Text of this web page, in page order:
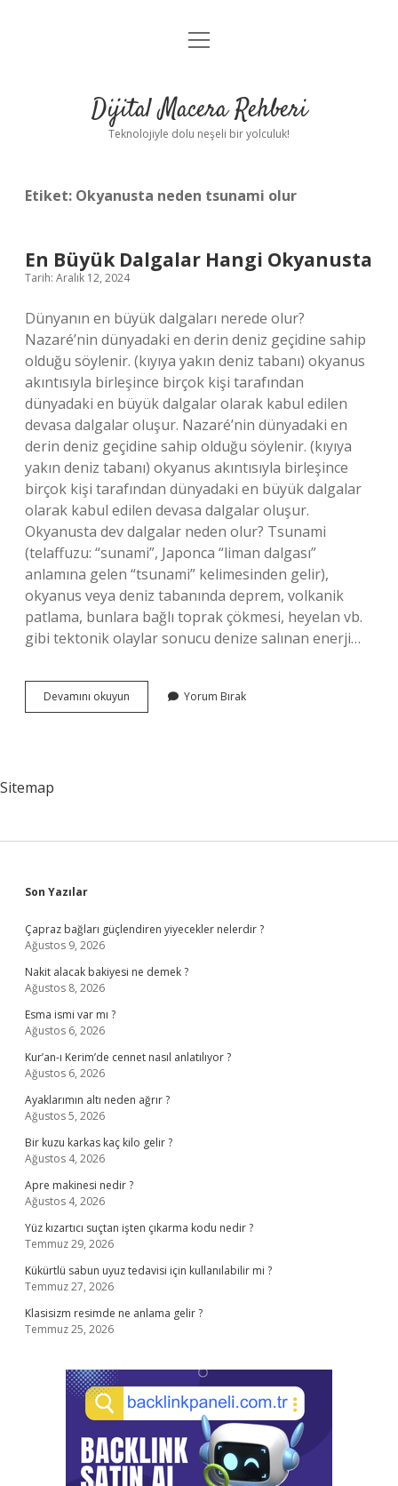
Anasayfa
Yasal Uyarı
menüyü
Dijital Macera Rehberi
Teknolojiyle dolu neşeli bir yolculuk!
Etiket: Okyanusta neden tsunami olur
En Büyük Dalgalar Hangi Okyanusta
Tarih: Aralık 12, 2024
Dünyanın en büyük dalgaları nerede olur?
Nazaré’nin dünyadaki en derin deniz geçidine sahip
olduğu söylenir. (kıyıya yakın deniz tabanı) okyanus
akıntısıyla birleşince birçok kişi tarafından
dünyadaki en büyük dalgalar olarak kabul edilen
devasa dalgalar oluşur. Nazaré’nin dünyadaki en
derin deniz geçidine sahip olduğu söylenir. (kıyıya
yakın deniz tabanı) okyanus akıntısıyla birleşince
birçok kişi tarafından dünyadaki en büyük dalgalar
olarak kabul edilen devasa dalgalar oluşur.
Okyanusta dev dalgalar neden olur? Tsunami
(telaffuzu: “sunami”, Japonca “liman dalgası”
anlamına gelen “tsunami” kelimesinden gelir),
okyanus veya deniz tabanında deprem, volkanik
patlama, bunlara bağlı toprak çökmesi, heyelan vb.
gibi tektonik olaylar sonucu denize salınan enerji…
Devamını okuyun
Büyük
Yorum Bırak
Sitemap
Sidebar
Son Yazılar
Çapraz bağları güçlendiren yiyecekler nelerdir ?
Ağustos 9, 2026
Nakit alacak bakiyesi ne demek ?
Ağustos 8, 2026
Esma ismi var mı ?
Ağustos 6, 2026
Kur’an-ı Kerim’de cennet nasıl anlatılıyor ?
Ağustos 6, 2026
Ayaklarımın altı neden ağrır ?
Ağustos 5, 2026
Bir kuzu karkas kaç kilo gelir ?
Ağustos 4, 2026
Apre makinesi nedir ?
Ağustos 4, 2026
Yüz kızartıcı suçtan işten çıkarma kodu nedir ?
Temmuz 29, 2026
Kükürtlü sabun uyuz tedavisi için kullanılabilir mi ?
Temmuz 27, 2026
Klasisizm resimde ne anlama gelir ?
Temmuz 25, 2026